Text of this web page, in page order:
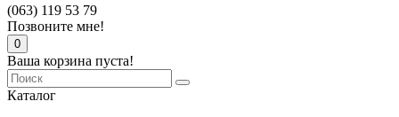
(063) 119 53 79
Позвоните мне!
0
Ваша корзина пуста!
Каталог